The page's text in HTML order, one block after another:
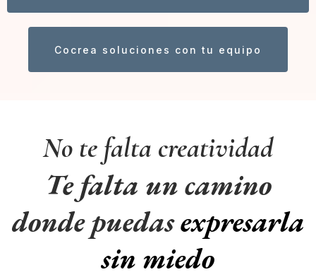
Cocrea soluciones con tu equipo
No te falta creatividad
Te falta un camino
donde puedasexpresarla
sin miedo